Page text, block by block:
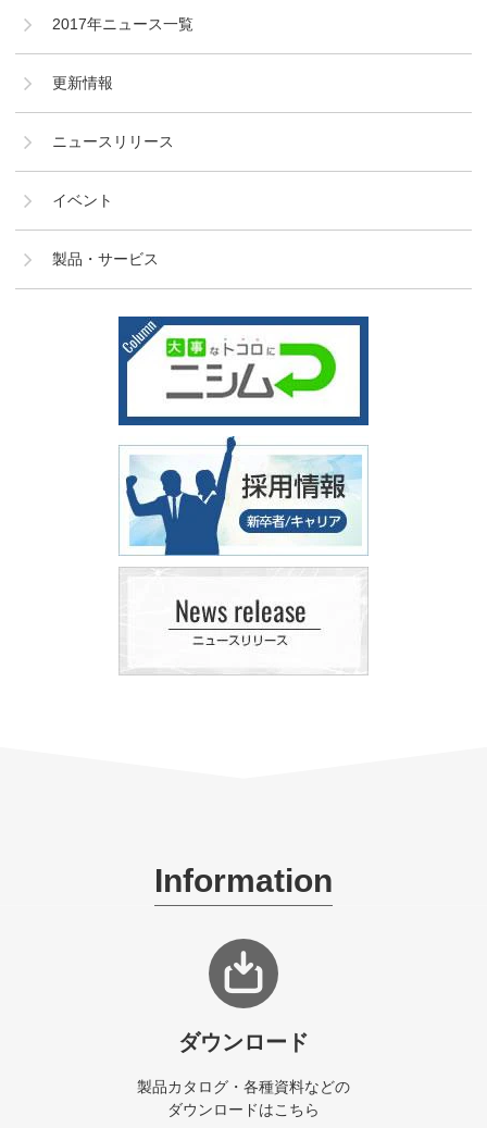
2017年ニュース一覧
更新情報
ニュースリリース
イベント
製品・サービス
Information
ダウンロード
製品カタログ・各種資料などの
ダウンロードはこちら